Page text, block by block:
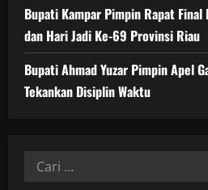
Bupati Kampar Pimpin Rapat Final
dan Hari Jadi Ke-69 Provinsi Riau
Bupati Ahmad Yuzar Pimpin Apel
Tekankan Disiplin Waktu
Cari